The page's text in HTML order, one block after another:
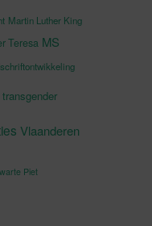
Martin Luther King
Teresa MS
transgender
Vlaanderen
Piet